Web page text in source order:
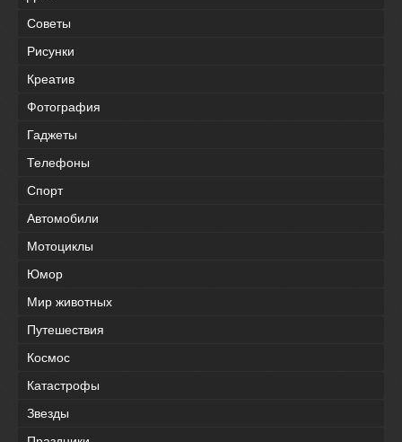
Советы
Рисунки
Креатив
Фотография
Гаджеты
Телефоны
Спорт
Автомобили
Мотоциклы
Юмор
Мир животных
Путешествия
Космос
Катастрофы
Звезды